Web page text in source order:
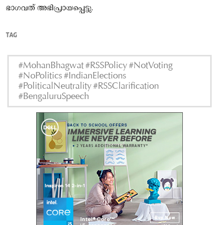
ഭാഗവത് അഭിപ്രായപ്പെട്ടു.
TAG
#MohanBhagwat #RSSPolicy #NotVoting
#NoPolitics #IndianElections
#PoliticalNeutrality #RSSClarification
#BengaluruSpeech